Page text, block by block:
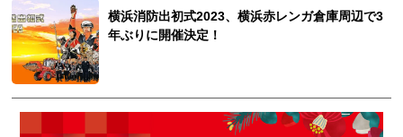
横浜消防出初式2023、横浜赤レンガ倉庫周辺で3
年ぶりに開催決定！